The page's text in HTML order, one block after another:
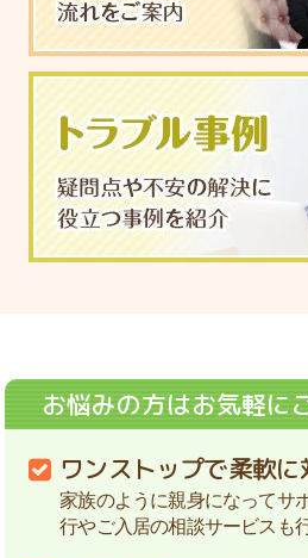
お悩みの方はお気軽に
ワンストップで柔軟に
家族のように親身になってサ
行やご入居の相談サービスも